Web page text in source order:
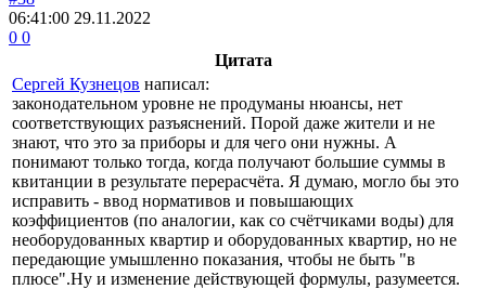
06:41:00 29.11.2022
0 0
Цитата
Сергей Кузнецов написал:
законодательном уровне не продуманы нюансы, нет
соответствующих разъяснений. Порой даже жители и не
знают, что это за приборы и для чего они нужны. А
понимают только тогда, когда получают большие суммы в
квитанции в результате перерасчёта. Я думаю, могло бы это
исправить - ввод нормативов и повышающих
коэффициентов (по аналогии, как со счётчиками воды) для
необорудованных квартир и оборудованных квартир, но не
передающие умышленно показания, чтобы не быть "в
плюсе".Ну и изменение действующей формулы, разумеется.